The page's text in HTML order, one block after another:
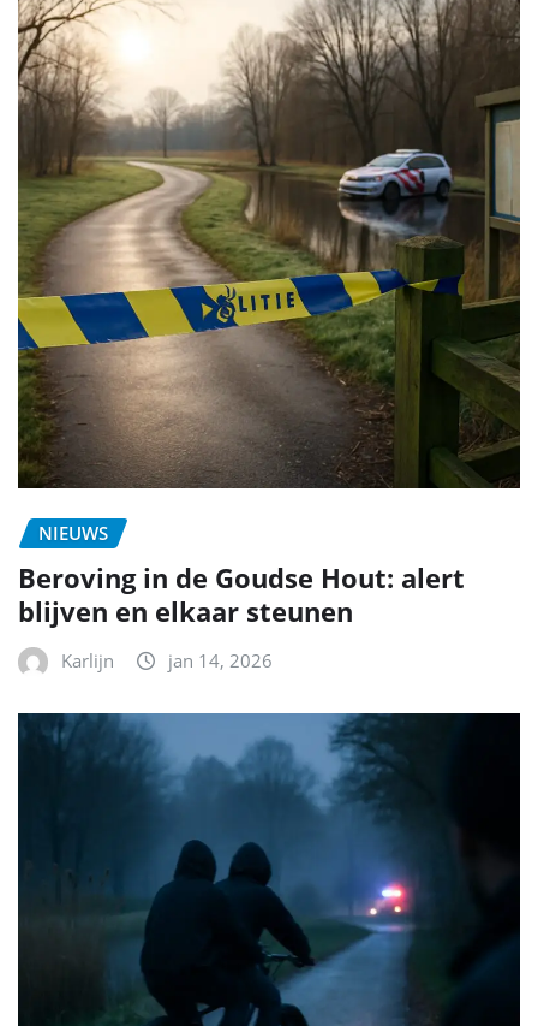
NIEUWS
Beroving in de Goudse Hout: alert
blijven en elkaar steunen
Karlijn jan 14, 2026